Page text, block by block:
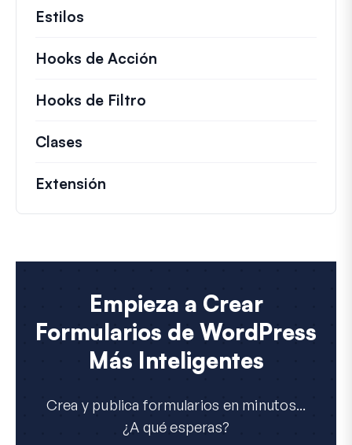
Estilos
Hooks de Acción
Hooks de Filtro
Clases
Extensión
Empieza a Crear
Formularios de WordPress
Más Inteligentes
Crea y publica formularios en minutos...
¿A qué esperas?